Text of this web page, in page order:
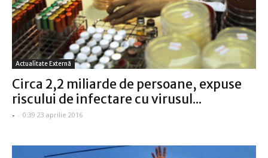
Actualitate Externă
Circa 2,2 miliarde de persoane, expuse
riscului de infectare cu virusul...
- - 0:39 23 aprilie 2016